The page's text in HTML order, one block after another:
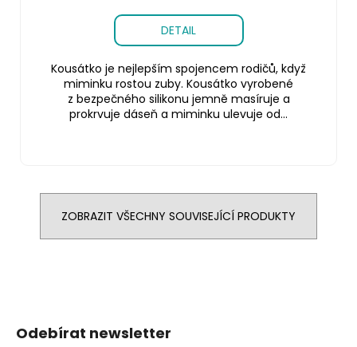
DETAIL
Kousátko je nejlepším spojencem rodičů, když
miminku rostou zuby. Kousátko vyrobené
z bezpečného silikonu jemně masíruje a
prokrvuje dáseň a miminku ulevuje od...
ZOBRAZIT VŠECHNY SOUVISEJÍCÍ PRODUKTY
Odebírat newsletter